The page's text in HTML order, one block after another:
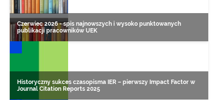
Czerwiec 2026 - spis najnowszych i wysoko punktowanych
publikacji pracowników UEK
Historyczny sukces czasopisma IER – pierwszy Impact Factor w
Journal Citation Reports 2025